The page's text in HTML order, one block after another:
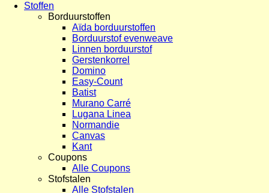
Stoffen
Borduurstoffen
Aïda borduurstoffen
Borduurstof evenweave
Linnen borduurstof
Gerstenkorrel
Domino
Easy-Count
Batist
Murano Carré
Lugana Linea
Normandie
Canvas
Kant
Coupons
Alle Coupons
Stofstalen
Alle Stofstalen